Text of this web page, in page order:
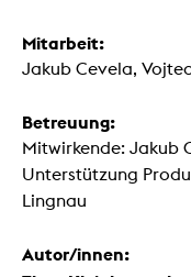
Mitarbeit:
Jakub Cevela,
Betreuung:
Mitwirkende: Jakub
Unterstützung
Lingnau
Autor/innen: